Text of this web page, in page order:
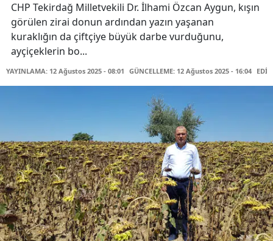
CHP Tekirdağ Milletvekili Dr. İlhami Özcan Aygun, kışın
görülen zirai donun ardından yazın yaşanan
kuraklığın da çiftçiye büyük darbe vurduğunu,
ayçiçeklerin bo...
YAYINLAMA: 12 Ağustos 2025 - 08:01 GÜNCELLEME: 12 Ağustos 2025 - 16:04